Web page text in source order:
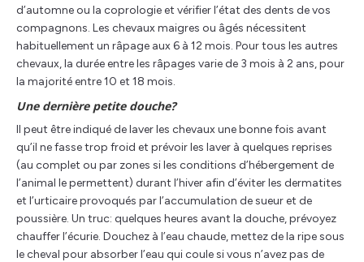
d’automne ou la coprologie et vérifier l’état des dents de vos
compagnons. Les chevaux maigres ou âgés nécessitent
habituellement un râpage aux 6 à 12 mois. Pour tous les autres
chevaux, la durée entre les râpages varie de 3 mois à 2 ans, pour
la majorité entre 10 et 18 mois.
Une dernière petite douche?
Il peut être indiqué de laver les chevaux une bonne fois avant
qu’il ne fasse trop froid et prévoir les laver à quelques reprises
(au complet ou par zones si les conditions d’hébergement de
l’animal le permettent) durant l’hiver afin d’éviter les dermatites
et l’urticaire provoqués par l’accumulation de sueur et de
poussière. Un truc: quelques heures avant la douche, prévoyez
chauffer l’écurie. Douchez à l’eau chaude, mettez de la ripe sous
le cheval pour absorber l’eau qui coule si vous n’avez pas de